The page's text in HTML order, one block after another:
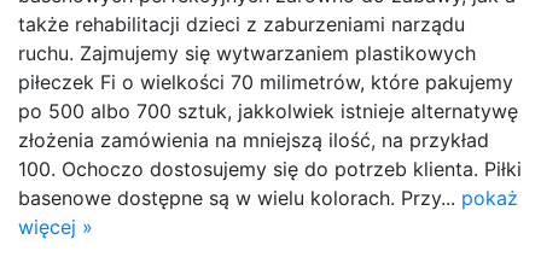
także rehabilitacji dzieci z zaburzeniami narządu
ruchu. Zajmujemy się wytwarzaniem plastikowych
piłeczek Fi o wielkości 70 milimetrów, które pakujemy
po 500 albo 700 sztuk, jakkolwiek istnieje alternatywę
złożenia zamówienia na mniejszą ilość, na przykład
100. Ochoczo dostosujemy się do potrzeb klienta. Piłki
basenowe dostępne są w wielu kolorach. Przy... pokaż
więcej »